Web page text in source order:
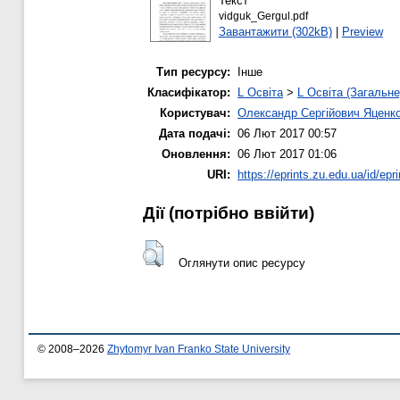
vidguk_Gergul.pdf
Завантажити (302kB)| Preview
Тип ресурсу:
Інше
Класифікатор:
L Освіта> L Освіта
Користувач: Олександр Сергійович
Дата подачі: 06 Лют 2017 00:57
Оновлення: 06 Лют 2017 01:06
URI:
https://eprints.zu.edu.ua/id/
Дії ​​(потрібно ввійти)
Оглянути опис ресурсу
© 2008–2026 Zhytomyr Ivan Franko State University